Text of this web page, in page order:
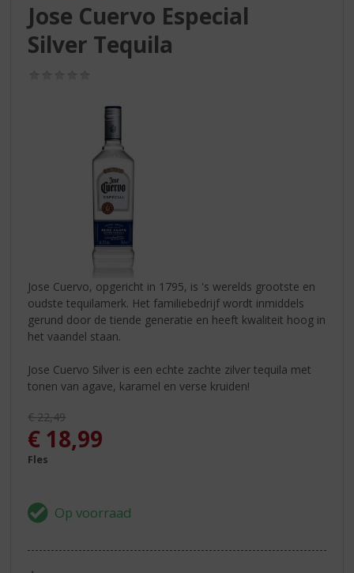
Jose Cuervo Especial
Silver Tequila
Jose Cuervo, opgericht in 1795, is 's werelds grootste en
oudste tequilamerk. Het familiebedrijf wordt inmiddels
gerund door de tiende generatie en heeft kwaliteit hoog in
het vaandel staan.
Jose Cuervo Silver is een echte zachte zilver tequila met
tonen van agave, karamel en verse kruiden!
Originele prijs was:
€22,49
, Huidige prijs is:
€ 18,99
Fles